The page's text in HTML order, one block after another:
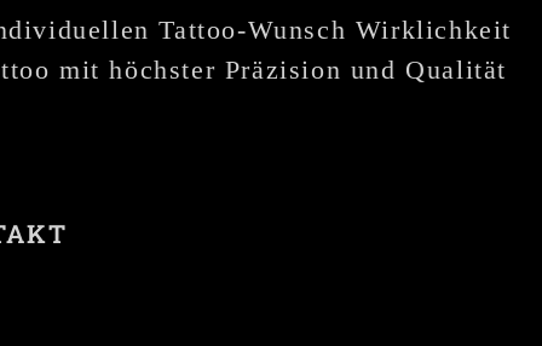
Tattoo-Wunsch Wirklichkeit
mit höchster Präzision und Qualität